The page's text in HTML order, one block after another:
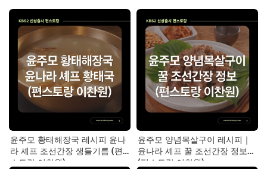
윤주모 황태해장국 레시피 윤나
라 셰프 조선간장 생들기름 (편
스토랑 이찬원)
윤주모 양념목살구이 레시피｜
윤나라 셰프 꿀 조선간장 정보
(편스토랑 이찬원)